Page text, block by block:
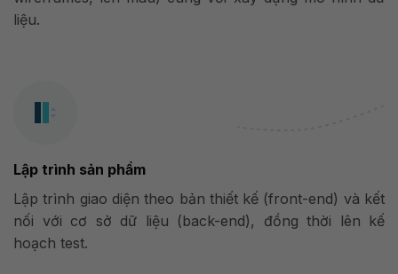
liệu.
Lập trình sản phẩm
Lập trình giao diện theo bản thiết kế (front-end) và kết
nối với cơ sở dữ liệu (back-end), đồng thời lên kế
hoạch test.